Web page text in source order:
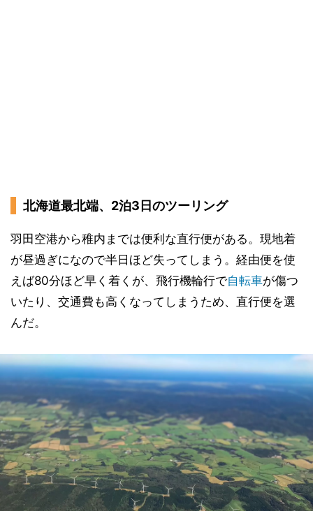
北海道最北端、2泊3日のツーリング
羽田空港から稚内までは便利な直行便がある。現地着
が昼過ぎになので半日ほど失ってしまう。経由便を使
えば80分ほど早く着くが、飛行機輪行で自転車が傷つ
いたり、交通費も高くなってしまうため、直行便を選
んだ。